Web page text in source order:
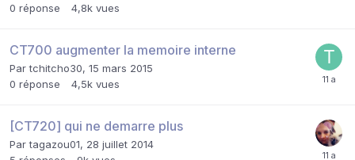
0 réponse 4,8k vues
CT700 augmenter la memoire interne
Partchitcho30, 15 mars 2015
0 réponse 4,5k vues
[CT720] qui ne demarre plus
Partagazou01, 28 juillet 2014